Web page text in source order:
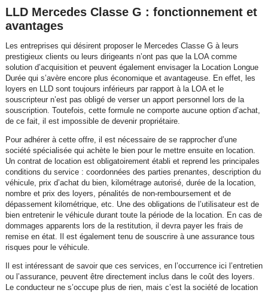
LLD Mercedes Classe G : fonctionnement et
avantages
Les entreprises qui désirent proposer le Mercedes Classe G à leurs
prestigieux clients ou leurs dirigeants n’ont pas que la LOA comme
solution d’acquisition et peuvent également envisager la Location Longue
Durée qui s’avère encore plus économique et avantageuse. En effet, les
loyers en LLD sont toujours inférieurs par rapport à la LOA et le
souscripteur n’est pas obligé de verser un apport personnel lors de la
souscription. Toutefois, cette formule ne comporte aucune option d’achat,
de ce fait, il est impossible de devenir propriétaire.
Pour adhérer à cette offre, il est nécessaire de se rapprocher d’une
société spécialisée qui achète le bien pour le mettre ensuite en location.
Un contrat de location est obligatoirement établi et reprend les principales
conditions du service : coordonnées des parties prenantes, description du
véhicule, prix d’achat du bien, kilométrage autorisé, durée de la location,
nombre et prix des loyers, pénalités de non-remboursement et de
dépassement kilométrique, etc. Une des obligations de l’utilisateur est de
bien entretenir le véhicule durant toute la période de la location. En cas de
dommages apparents lors de la restitution, il devra payer les frais de
remise en état. Il est également tenu de souscrire à une assurance tous
risques pour le véhicule.
Il est intéressant de savoir que ces services, en l’occurrence ici l’entretien
ou l’assurance, peuvent être directement inclus dans le coût des loyers.
Le conducteur ne s’occupe plus de rien, mais c’est la société de location